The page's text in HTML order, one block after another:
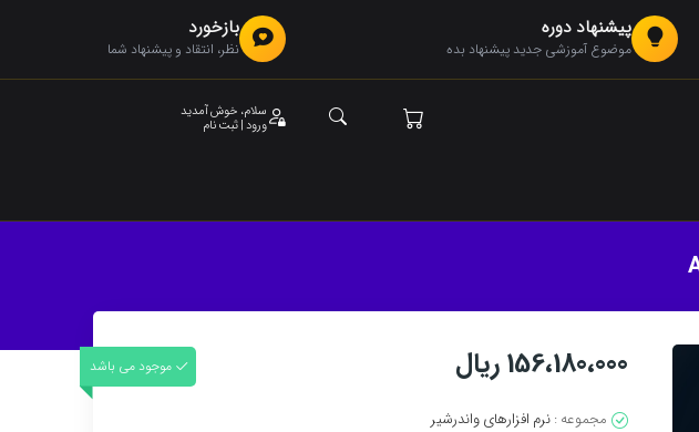
پیشنهاد دوره
موضوع آموزشی جدید پیشنهاد بده
بازخورد
نظر، انتقاد و پیشنهاد شما
سلام، خوش آمدید
ورود | ثبت نام
موجود می باشد 156،180،000 ریال
مجموعه :نرم افزارهای واندرشیر